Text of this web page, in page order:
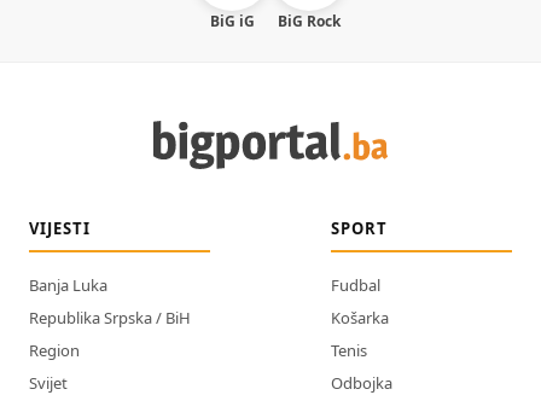
BiG iG BiG Rock
VIJESTI
Banja Luka
Republika Srpska / BiH
Region
Svijet
SPORT
Fudbal
Košarka
Tenis
Odbojka